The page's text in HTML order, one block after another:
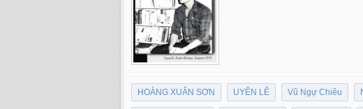
HOÀNG XUÂN SƠN UYÊN LÊ Vũ Ngự Chiêu